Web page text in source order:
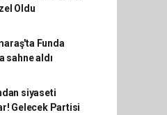
Oldu
Funda
sahne aldı
siyaseti
Gelecek Partisi